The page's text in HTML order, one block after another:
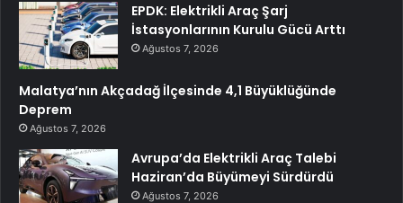
EPDK: Elektrikli Araç Şarj
İstasyonlarının Kurulu Gücü Arttı
Ağustos 7, 2026
Malatya’nın Akçadağ İlçesinde 4,1 Büyüklüğünde
Deprem
Ağustos 7, 2026
Avrupa’da Elektrikli Araç Talebi
Haziran’da Büyümeyi Sürdürdü
Ağustos 7, 2026